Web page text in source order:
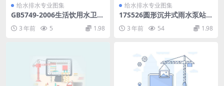
给水排水专业图集
GB5749-2006生活饮用水卫生
3 年前 5 1.98
给水排水专业图集
17S526圆形沉井式雨水泵站.p
3 年前 54 1.98